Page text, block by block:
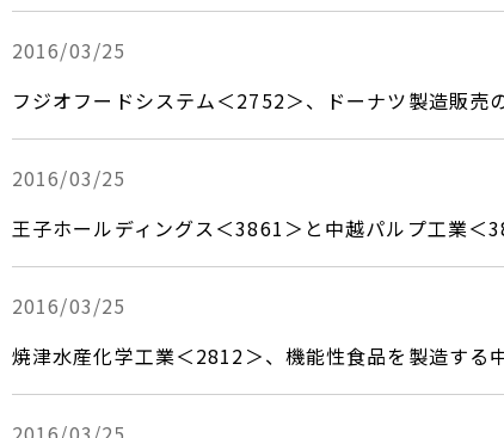
2016/03/25
フジオフードシステム＜2752＞、ドーナツ製造販売
2016/03/25
王子ホールディングス＜3861＞と中越パルプ工業＜
2016/03/25
焼津水産化学工業＜2812＞、機能性食品を製造する